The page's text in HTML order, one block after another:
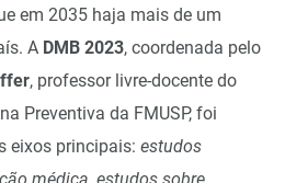
em 2035 haja mais de um
A DMB 2023, coordenada pelo
, professor livre-docente do
Preventiva da FMUSP, foi
eixos principais: estudos